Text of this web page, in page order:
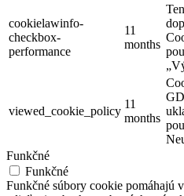
cookielawinfo-
checkbox-
performance
11
months
viewed_cookie_policy
11
months
Funkčné
Funkčné
Funkčné súbory cookie pomáhajú